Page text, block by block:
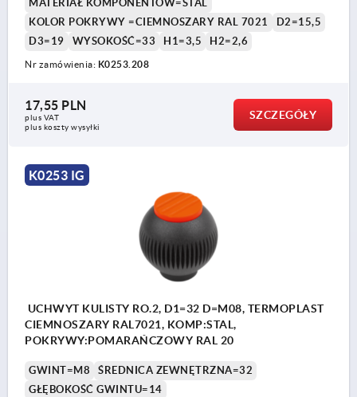
MATERIAŁ KOMPONENTÓW=STAL
KOLOR POKRYWY =CIEMNOSZARY RAL 7021
D2=15,5
D3=19
WYSOKOŚĆ=33 H1=3,5 H2=2,6
Nr zamówienia: K0253.208
17,55 PLN
plus VAT
plus koszty wysyłki
SZCZEGÓŁY
K0253 IG
UCHWYT KULISTY RO.2, D1=32 D=M08, TERMOPLAST
CIEMNOSZARY RAL7021, KOMP:STAL,
POKRYWY:POMARAŃCZOWY RAL 20
GWINT=M8
ŚREDNICA ZEWNĘTRZNA=32
GŁĘBOKOŚĆ GWINTU=14